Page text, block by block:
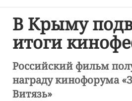
В Крыму
итоги
Российский фильм
награду кинофорума
Витязь»